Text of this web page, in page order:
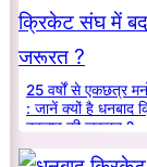
25 वर्षों से एकछत्र
: जानें क्यों है धनबाद
बदलाव की जरूरत ?